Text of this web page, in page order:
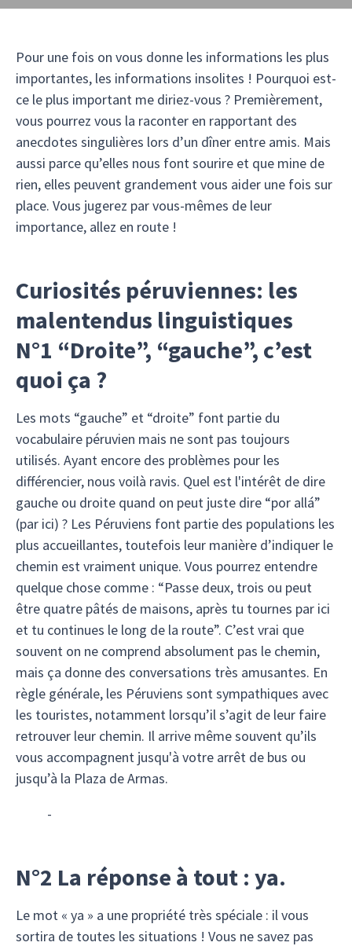
Pour une fois on vous donne les informations les plus
importantes, les informations insolites ! Pourquoi est-
ce le plus important me diriez-vous ? Premièrement,
vous pourrez vous la raconter en rapportant des
anecdotes singulières lors d’un dîner entre amis. Mais
aussi parce qu’elles nous font sourire et que mine de
rien, elles peuvent grandement vous aider une fois sur
place. Vous jugerez par vous-mêmes de leur
importance, allez en route !
Curiosités péruviennes: les
malentendus linguistiques
N°1 “Droite”, “gauche”, c’est
quoi ça ?
Les mots “gauche” et “droite” font partie du
vocabulaire péruvien mais ne sont pas toujours
utilisés. Ayant encore des problèmes pour les
différencier, nous voilà ravis. Quel est l'intérêt de dire
gauche ou droite quand on peut juste dire “por allá”
(par ici) ? Les Péruviens font partie des populations les
plus accueillantes, toutefois leur manière d’indiquer le
chemin est vraiment unique. Vous pourrez entendre
quelque chose comme : “Passe deux, trois ou peut
être quatre pâtés de maisons, après tu tournes par ici
et tu continues le long de la route”. C’est vrai que
souvent on ne comprend absolument pas le chemin,
mais ça donne des conversations très amusantes. En
règle générale, les Péruviens sont sympathiques avec
les touristes, notamment lorsqu’il s’agit de leur faire
retrouver leur chemin. Il arrive même souvent qu’ils
vous accompagnent jusqu'à votre arrêt de bus ou
jusqu’à la Plaza de Armas.
-
N°2 La réponse à tout : ya.
Le mot « ya » a une propriété très spéciale : il vous
sortira de toutes les situations ! Vous ne savez pas